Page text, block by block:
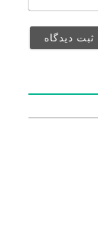
(منتشر